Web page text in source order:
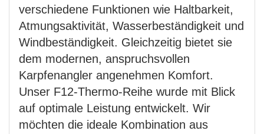
verschiedene Funktionen wie Haltbarkeit,
Atmungsaktivität, Wasserbeständigkeit und
Windbeständigkeit. Gleichzeitig bietet sie
dem modernen, anspruchsvollen
Karpfenangler angenehmen Komfort.
Unser F12-Thermo-Reihe wurde mit Blick
auf optimale Leistung entwickelt. Wir
möchten die ideale Kombination aus